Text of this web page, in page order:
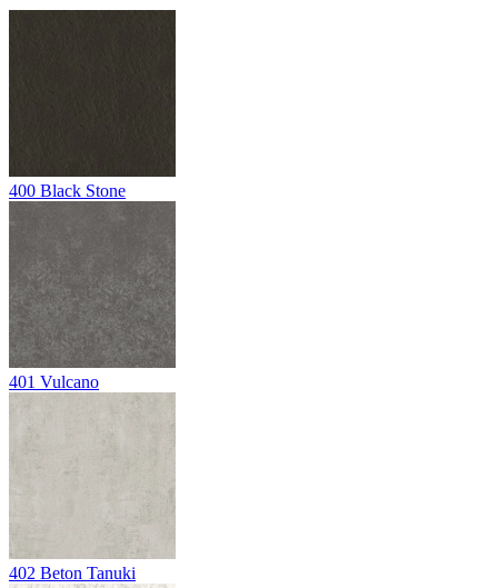
400 Black Stone
401 Vulcano
402 Beton Tanuki